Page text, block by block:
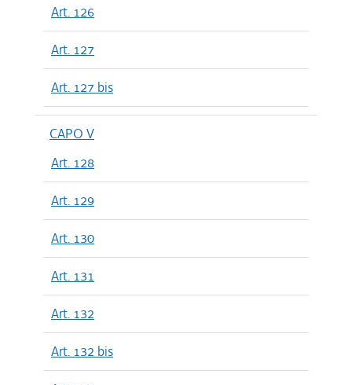
Art. 126
Art. 127
Art. 127 bis
CAPO V
Art. 128
Art. 129
Art. 130
Art. 131
Art. 132
Art. 132 bis